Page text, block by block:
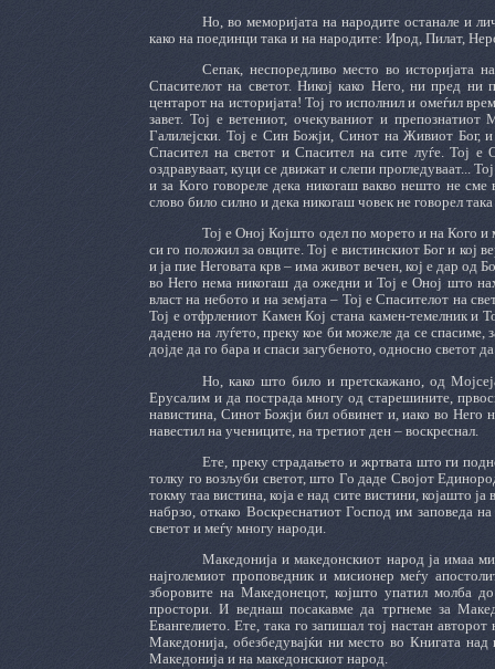
Но, во меморијата на народите останале и
како на поединци така и на народите: Ирод, Пилат,
Сепак, неспоредливо место во историјата
Спасителот на светот. Никој како Него, ни пред ни
центарот на историјата! Тој го исполнил и омеѓил
завет. Тој е ветениот, очекуваниот и
Галилејски. Тој е Син Божји, Синот на Живиот Бог,
Спасител на светот и Спасител на сите луѓе. Тој е
оздравуваат, куци се движат и слепи прогледуваат...
и за Кого говореле дека никогаш вакво нешто не
слово било силно и дека никогаш човек не говорел
Тој е Оној Којшто одел по морето и на Кого
си го положил за овците. Тој е вистинскиот Бог и кој
и ја пие Неговата крв – има живот вечен, кој е дар од
во Него нема никогаш да ожедни и Тој е Оној што
власт на небото и на земјата – Тој е Спасителот на
Тој е отфрлениот Камен Кој стана камен-темелник и
дадено на луѓето, преку кое би можеле да се
дојде да го бара и спаси загубеното, односно светот
Но, како што било и претскажано, од
Ерусалим и да пострада многу од старешините,
навистина, Синот Божји бил обвинет и, иако во Него
навестил на учениците, на третиот ден – воскреснал.
Ете, преку страдањето и жртвата што ги
толку го возљуби светот, што Го даде Својот
токму таа вистина, која е над сите вистини, којашто
набрзо, откако Воскреснатиот Господ им заповеда
светот и меѓу многу народи.
Македонија и македонскиот народ ја имаа
најголемиот проповедник и мисионер меѓу
зборовите на Македонецот, којшто упатил молба
простори. И веднаш посакавме да тргнеме за
Евангелието. Ете, така го запишал тој настан
Македонија, обезбедувајќи ни место во Книгата
Македонија и на македонскиот народ.